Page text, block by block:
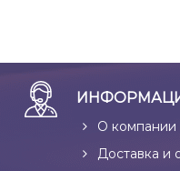
О компании
Доставка и